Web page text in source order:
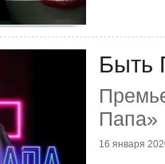
Быть
Папа»
16 января